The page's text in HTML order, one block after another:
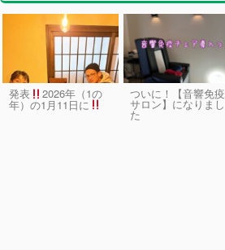
発表 2026年（1の
年）の1月11日に
ついに！【音響免疫
サロン】になりまし
た